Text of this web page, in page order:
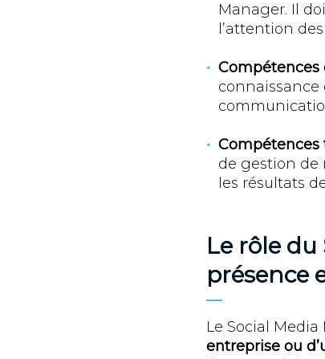
Manager. Il
l’attention
Compétences
de gestion de
les résultats
Le rôle
présence
Le Social
entreprise ou